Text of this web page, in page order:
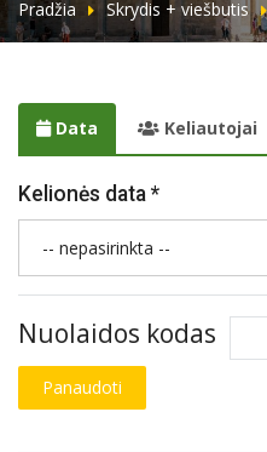
Pradžia Skrydis + viešbutis
Data Keliautojai
Kelionės data *
Nuolaidos kodas
Panaudoti